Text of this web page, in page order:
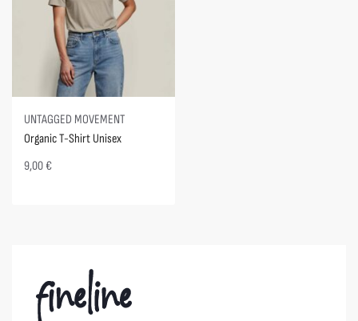
UNTAGGED MOVEMENT
Organic T-Shirt Unisex
9,00 €